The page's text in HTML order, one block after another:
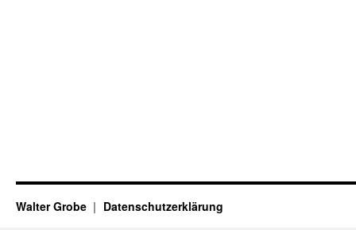
Walter Grobe Datenschutzerklärung